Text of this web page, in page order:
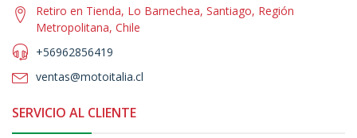
Retiro en Tienda, Lo Barnechea, Santiago, Región
Metropolitana, Chile
+56962856419
ventas@motoitalia.cl
SERVICIO AL CLIENTE